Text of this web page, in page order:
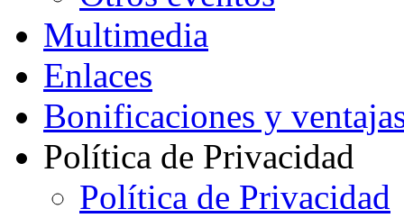
Multimedia
Enlaces
Bonificaciones y
Política de Privacidad
Política de Privacidad